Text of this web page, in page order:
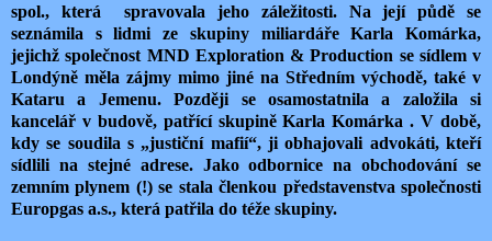
spol., která spravovala jeho záležitosti. Na její půdě se
seznámila s lidmi ze skupiny miliardáře Karla Komárka,
jejichž společnost MND Exploration & Production se sídlem v
Londýně měla zájmy mimo jiné na Středním východě, také v
Kataru a Jemenu. Později se osamostatnila a založila si
kancelář v budově, patřící skupině Karla Komárka . V době,
kdy se soudila s „justiční mafií“, ji obhajovali advokáti, kteří
sídlili na stejné adrese. Jako odbornice na obchodování se
zemním plynem (!) se stala členkou představenstva společnosti
Europgas a.s., která patřila do téže skupiny.